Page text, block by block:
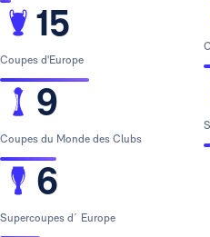
15
Coupes d'Europe
9
Coupes du Monde des Clubs
6
Supercoupes d´ Europe